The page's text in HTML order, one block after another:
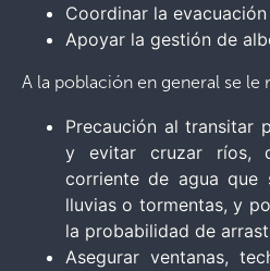
Coordinar la
Apoyar la gestión de
A la población en general se le
Precaución al transitar
y evitar cruzar ríos,
corriente de agua que
lluvias o tormentas, y
la probabilidad de
Asegurar ventanas,